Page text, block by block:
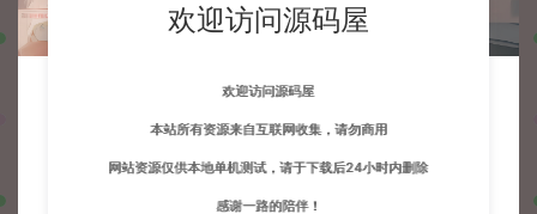
欢迎访问源码屋
欢迎访问源码屋
本站所有资源来自互联网收集，请勿商用
网站资源仅供本地单机测试，请于下载后24小时内删除
感谢一路的陪伴！